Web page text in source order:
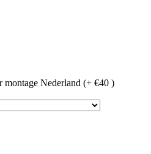
montage Nederland (+ €40 )